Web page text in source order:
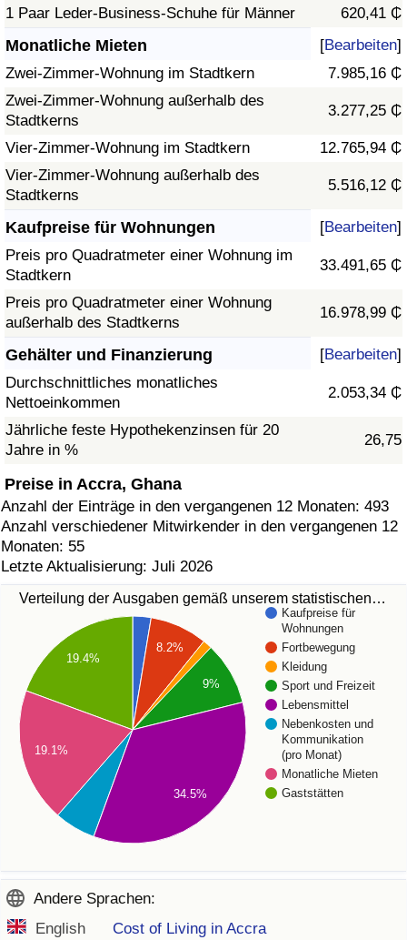
1 Paar Leder-Business-Schuhe für Männer 620,41 ₵
Monatliche Mieten [Bearbeiten]
Zwei-Zimmer-Wohnung im Stadtkern
7.985,16 ₵
Zwei-Zimmer-Wohnung außerhalb des
Stadtkerns
3.277,25 ₵
Vier-Zimmer-Wohnung im Stadtkern
12.765,94 ₵
Vier-Zimmer-Wohnung außerhalb des
Stadtkerns
5.516,12 ₵
Kaufpreise für Wohnungen [Bearbeiten]
Preis pro Quadratmeter einer Wohnung im
Stadtkern
33.491,65 ₵
Preis pro Quadratmeter einer Wohnung
außerhalb des Stadtkerns
16.978,99 ₵
Gehälter und Finanzierung [Bearbeiten]
Durchschnittliches monatliches
Nettoeinkommen
2.053,34 ₵
Jährliche feste Hypothekenzinsen für 20
Jahre in %
26,75
Preise in Accra, Ghana
Anzahl der Einträge in den vergangenen 12 Monaten: 493
Anzahl verschiedener Mitwirkender in den vergangenen 12
Monaten: 55
Letzte Aktualisierung: Juli 2026
Verteilung der Ausgaben gemäß unserem statistischen…
Kaufpreise für
Wohnungen
Fortbewegung
Kleidung
Sport und Freizeit
Lebensmittel
Nebenkosten und
Kommunikation
(pro Monat)
Monatliche Mieten
Gaststätten
8.2%
9%
19.4%
19.1%
34.5%
Andere Sprachen:
English
Cost of Living in Accra